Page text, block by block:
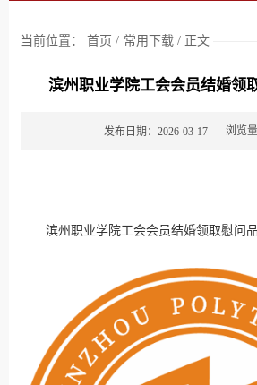
当前位置： 首页 / 常用下载 / 正文
滨州职业学院工会会员结婚领
发布日期：2026-03-17 浏览量
滨州职业学院工会会员结婚领取慰问